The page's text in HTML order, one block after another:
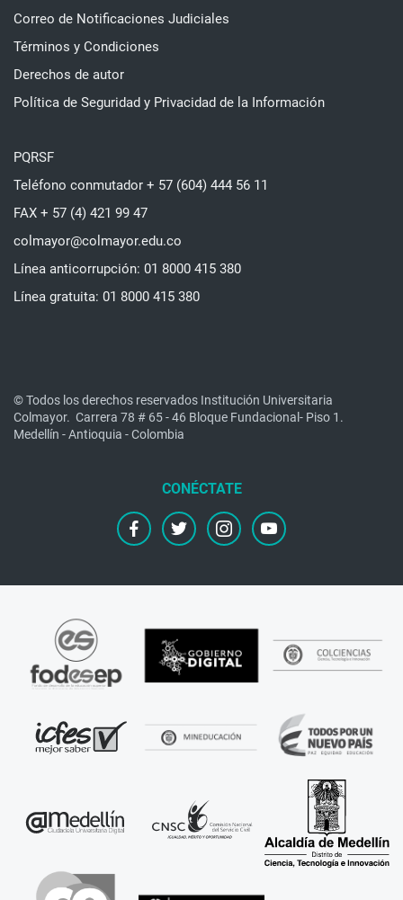
Correo de Notificaciones Judiciales
Términos y Condiciones
Derechos de autor
Política de Seguridad y Privacidad de la Información
PQRSF
Teléfono conmutador + 57 (604) 444 56 11
FAX + 57 (4) 421 99 47
colmayor@colmayor.edu.co
Línea anticorrupción: 01 8000 415 380
Línea gratuita: 01 8000 415 380
© Todos los derechos reservados Institución Universitaria
Colmayor. Carrera 78 # 65 - 46 Bloque Fundacional- Piso 1.
Medellín - Antioquia - Colombia